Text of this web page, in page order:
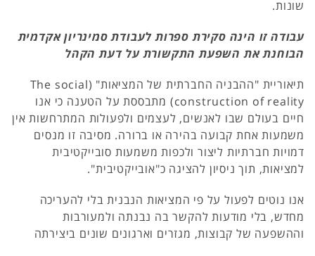
שונות.
עבודה זו הינה סקירת ספרות לעבודת סמינריון אקדמית
הבוחנת את השפעת התקשורת על דעת הקהל
תיאוריית "ההבניה החברתית של המציאות" (The social
construction of reality) מתבססת על הטענה כי אנו
חיים בעולם שבו לאנשים, לעצמים ולפעולות המתרחשות אין
משמעות אחת קבועה בהירה או ברורה. מסיבה זו מנסים
דמויות חברתיות ליצור ולכפות משמעות סובייקטיבית
למציאות, תוך ניסיון להציגה כ"אובייקטיבית".
אנו נוטים לפעול על פי המציאות הנבנית בלי להעריכה
מחדש, בלי מודעות להקשר בה נבנתה ולמעורבות
וההשפעה של קבוצות, מגזרים וארגונים שונים ביצירתה